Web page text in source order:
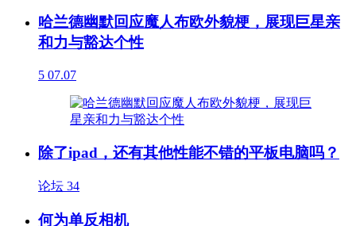
哈兰德幽默回应魔人布欧外貌梗，展现巨星亲
和力与豁达个性
5 07.07
除了ipad，还有其他性能不错的平板电脑吗？
论坛 34
何为单反相机